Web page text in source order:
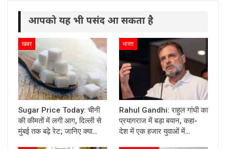
आपको यह भी पसंद आ सकता है
खबर
Sugar Price Today: चीनी
की कीमतों में लगी आग, दिल्ली से
मुंबई तक बढ़े रेट; जानिए क्या…
भारत
Rahul Gandhi: राहुल गांधी का
प्रयागराज में बड़ा बयान, कहा-
देश में एक हजार युवाओं में…